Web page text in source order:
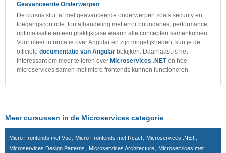
Geavanceerde Onderwerpen
De cursus sluit af met geavanceerde onderwerpen zoals security en
toegangscontrole, foutafhandeling met error boundaries, performance
optimalisatie en een praktijkcase waarin alle concepten samenkomen.
Voor meer informatie over Angular en zijn mogelijkheden, kun je de
officiële documentatie van Angular bekijken. Daarnaast is het
interessant om meer te leren over Microservices .NETen hoe
microservices samen met micro frontends kunnen functioneren.
Meer cursussen in de Microservices categorie
Micro Frontends met Vue Micro Frontends met React Microservices .NET
Microservices Design Patterns Microservices Architecture
Microservices met